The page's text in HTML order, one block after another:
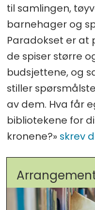
til samlingen,
barnehager og
Paradokset er at
de spiser større
budsjettene, og
stiller
av dem. Hva får
bibliotekene for
kronene?» skrev